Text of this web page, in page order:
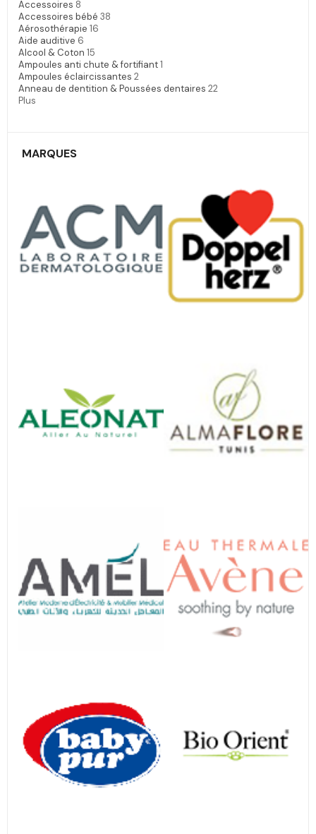
Accessoires 8
Accessoires bébé 38
Aérosothérapie 16
Aide auditive 6
Alcool & Coton 15
Ampoules anti chute & fortifiant1
Ampoules éclaircissantes 2
Anneau de dentition & Poussées dentaires 22
Plus
MARQUES